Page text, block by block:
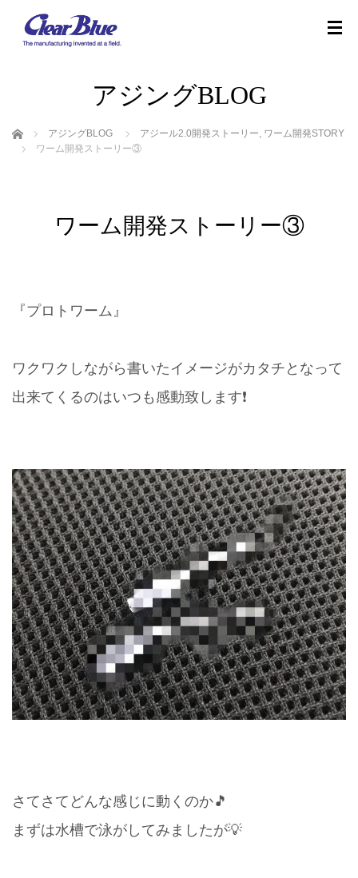
アジングBLOG
ホーム アジングBLOG アジール2.0開発ストーリー, ワーム開発STORY
ワーム開発ストーリー③
ワーム開発ストーリー③
『プロトワーム』
ワクワクしながら書いたイメージがカタチとなって
出来てくるのはいつも感動致します❗️
さてさてどんな感じに動くのか🎵
まずは水槽で泳がしてみましたが💡